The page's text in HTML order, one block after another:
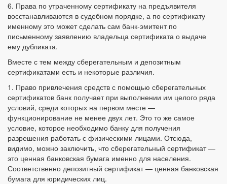
6. Права по утраченному сертификату на предъявителя
восстанавливаются в судебном порядке, а по сертификату
именному это может сделать сам банк-эмитент по
письменному заявлению владельца сертификата о выдаче
ему дубликата.
Вместе с тем между сберегательным и депозитным
сертификатами есть и некоторые различия.
1. Право привлечения средств с помощью сберегательных
сертификатов банк получает при выполнении им целого ряда
условий, среди которых на первом месте —
функционирование не менее двух лет. Это то же самое
условие, которое необходимо банку для получения
разрешения работать с физическими лицами. Отсюда,
видимо, можно заключить, что сберегательный сертификат —
это ценная банковская бумага именно для населения.
Соответственно депозитный сертификат — ценная банковская
бумага для юридических лиц.